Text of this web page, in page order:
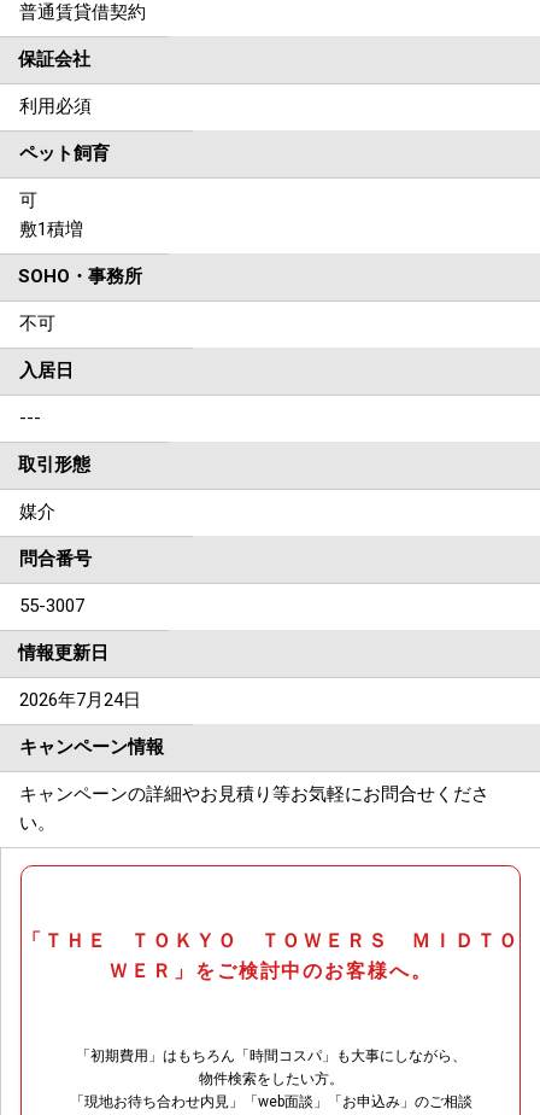
普通賃貸借契約
保証会社
利用必須
ペット飼育
可
敷1積増
SOHO・事務所
不可
入居日
---
取引形態
媒介
問合番号
55-3007
情報更新日
2026年7月24日
キャンペーン情報
キャンペーンの詳細やお見積り等お気軽にお問合せくださ
い。
「ＴＨＥ ＴＯＫＹＯ ＴＯＷＥＲＳ ＭＩＤＴＯ
ＷＥＲ」をご検討中のお客様へ。
「初期費用」はもちろん「時間コスパ」も大事にしながら、
物件検索をしたい方。
「現地お待ち合わせ内見」「web面談」「お申込み」のご相談